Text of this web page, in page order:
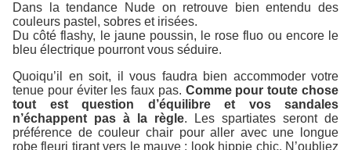
Dans la tendance Nude on retrouve bien entendu des
couleurs pastel, sobres et irisées.
Du côté flashy, le jaune poussin, le rose fluo ou encore le
bleu électrique pourront vous séduire.
Quoiqu’il en soit, il vous faudra bien accommoder votre
tenue pour éviter les faux pas. Comme pour toute chose
tout est question d’équilibre et vos sandales
n’échappent pas à la règle. Les spartiates seront de
préférence de couleur chair pour aller avec une longue
robe fleuri tirant vers le mauve : look hippie chic. N’oubliez